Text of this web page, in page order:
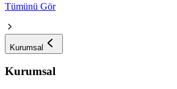
Tümünü Gör
Kurumsal
Kurumsal